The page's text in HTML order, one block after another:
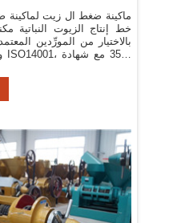
ماكينة ضغط ال زيت
خط إنتاج الزيوت النباتية